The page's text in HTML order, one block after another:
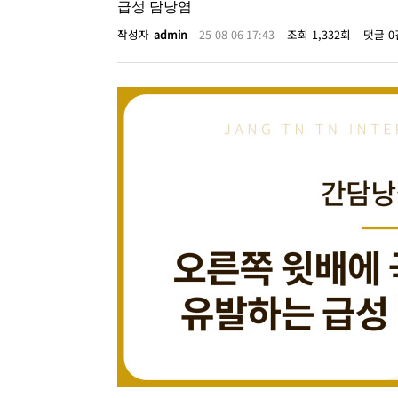
급성 담낭염
작성자 admin 25-08-06 17:43 조회 1,332회 댓글 0